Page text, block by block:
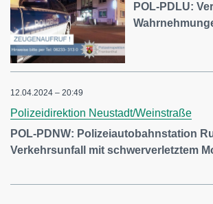
POL-PDLU:
12.04.2024 – 20:49
Polizeidirektion Neustadt/Weinstraße
POL-PDNW: Polizeiautobahnstation
Verkehrsunfall mit schwerverletztem